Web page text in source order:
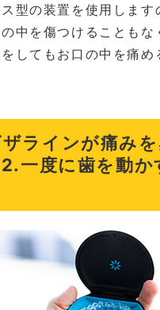
型の装置を使用します
中を傷つけることもな
してもお口の中を痛め
ラインが痛みを
一度に歯を動か